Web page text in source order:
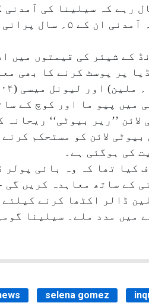
ڈالر ہے۔ خیال رہے کہ
اور ماڈلنگ۔ تاہم،
کے شیئر کی قیمتوں میں
’’ریر بیوٹی‘‘
لائن کو مستحکم
نے انکشاف کیا تھا کہ وہ
کے ساتھ معاہدہ کریں
اس مقصد کے تحت انہوں نے ۱۰۰؍ ملین
میں مدد ملے۔ سیلینا
selena gomez